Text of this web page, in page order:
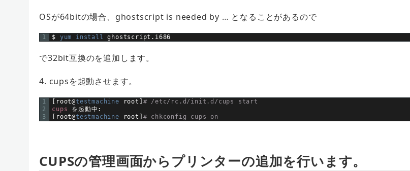
OSが64bitの場合、ghostscript is needed by … となることがあるので
1 $ yum install ghostscript . i686
で32bit互換のを追加します。
4. cupsを起動させます。
1
2
3
root@testmachine root
# /etc/rc.d/init.d/cups start
cups
を起動中 :
root@testmachine root # chkconfig cups on
CUPSの管理画面からプリンターの追加を行います。